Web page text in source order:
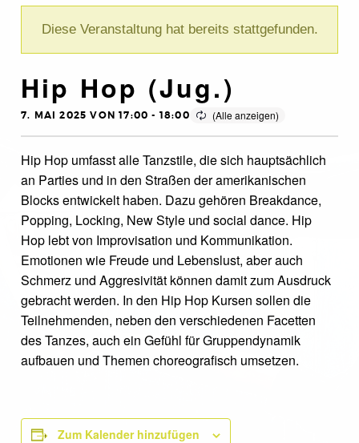
Diese Veranstaltung hat bereits stattgefunden.
Hip Hop (Jug.)
7. MAI 2025 VON 17:00 - 18:00
Hip Hop umfasst alle Tanzstile, die sich hauptsächlich
an Parties und in den Straßen der amerikanischen
Blocks entwickelt haben. Dazu gehören Breakdance,
Popping, Locking, New Style und social dance. Hip
Hop lebt von Improvisation und Kommunikation.
Emotionen wie Freude und Lebenslust, aber auch
Schmerz und Aggresivität können damit zum Ausdruck
gebracht werden. In den Hip Hop Kursen sollen die
Teilnehmenden, neben den verschiedenen Facetten
des Tanzes, auch ein Gefühl für Gruppendynamik
aufbauen und Themen choreografisch umsetzen.
Zum Kalender hinzufügen